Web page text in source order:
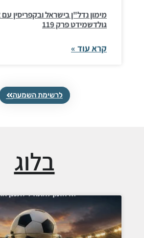
מימון נדל"ן בישראל ובקפריסין עם
גולדשמידט פרק 119
קרא עוד »
לרשימת השמעה
בלוג